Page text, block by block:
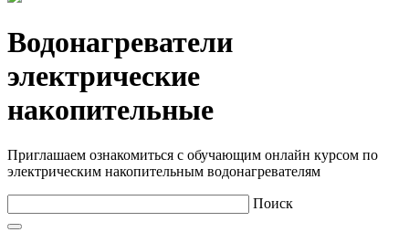
Водонагреватели
электрические
накопительные
Приглашаем ознакомиться с обучающим онлайн курсом по
электрическим накопительным водонагревателям
Поиск